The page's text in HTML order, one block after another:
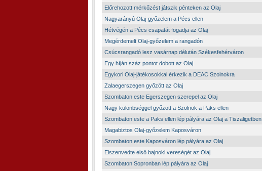
Előrehozott mérkőzést játszik pénteken az Olaj
Nagyarányú Olaj-győzelem a Pécs ellen
Hétvégén a Pécs csapatát fogadja az Olaj
Megérdemelt Olaj-győzelem a rangadón
Csúcsrangadó lesz vasárnap délután Székesfehérváron
Egy híján száz pontot dobott az Olaj
Egykori Olaj-játékosokkal érkezik a DEAC Szolnokra
Zalaegerszegen győzött az Olaj
Szombaton este Egerszegen szerepel az Olaj
Nagy különbséggel győzött a Szolnok a Paks ellen
Szombaton este a Paks ellen lép pályára az Olaj a Tiszaligetben
Magabiztos Olaj-győzelem Kaposváron
Szombaton este Kaposváron lép pályára az Olaj
Elszenvedte első bajnoki vereségét az Olaj
Szombaton Sopronban lép pályára az Olaj